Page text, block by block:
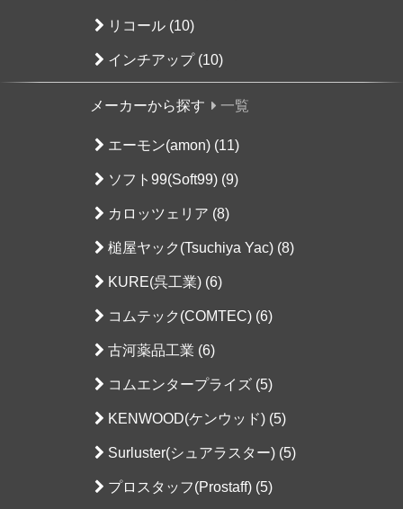
リコール (10)
インチアップ (10)
メーカーから探す 一覧
エーモン(amon) (11)
ソフト99(Soft99) (9)
カロッツェリア (8)
槌屋ヤック(Tsuchiya Yac) (8)
KURE(呉工業) (6)
コムテック(COMTEC) (6)
古河薬品工業 (6)
コムエンタープライズ (5)
KENWOOD(ケンウッド) (5)
Surluster(シュアラスター) (5)
プロスタッフ(Prostaff) (5)